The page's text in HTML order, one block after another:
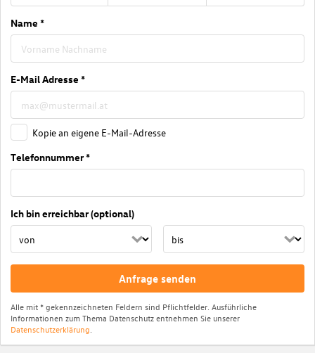
Name *
E-Mail Adresse *
Kopie an eigene E-Mail-Adresse
Telefonnummer *
Ich bin erreichbar (optional)
Anfrage senden
Alle mit * gekennzeichneten Feldern sind Pflichtfelder. Ausführliche
Informationen zum Thema Datenschutz entnehmen Sie unserer
Datenschutzerklärung.